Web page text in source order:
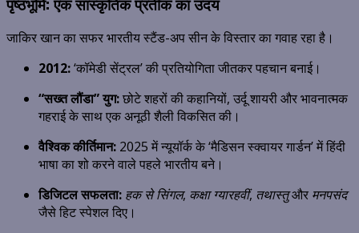
जाकिर खान का सफर भारतीय स्टैंड-अप सीन के विस्तार का गवाह रहा है।
2012:‘कॉमेडी सेंट्रल’ की प्रतियोगिता जीतकर पहचान बनाई।
“सख्त लौंडा” युग:छोटे शहरों की कहानियों, उर्दू शायरी और भावनात्मक
गहराई के साथ एक अनूठी शैली विकसित की।
वैश्विक कीर्तिमान: 2025 में न्यूयॉर्क के ‘मैडिसन स्क्वायर गार्डन’ में हिंदी
भाषा का शो करने वाले पहले भारतीय बने।
डिजिटल सफलता: हक से सिंगल, कक्षा ग्यारहवीं, तथास्तुऔर मनपसंद
जैसे हिट स्पेशल दिए।